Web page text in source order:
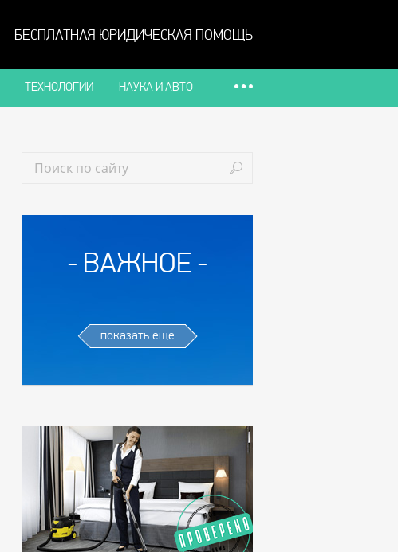
БЕСПЛАТНАЯ ЮРИДИЧЕСКАЯ ПОМОЩЬ
ТЕХНОЛОГИИ НАУКА И АВТО
ВАЖНОЕ
показать ещё